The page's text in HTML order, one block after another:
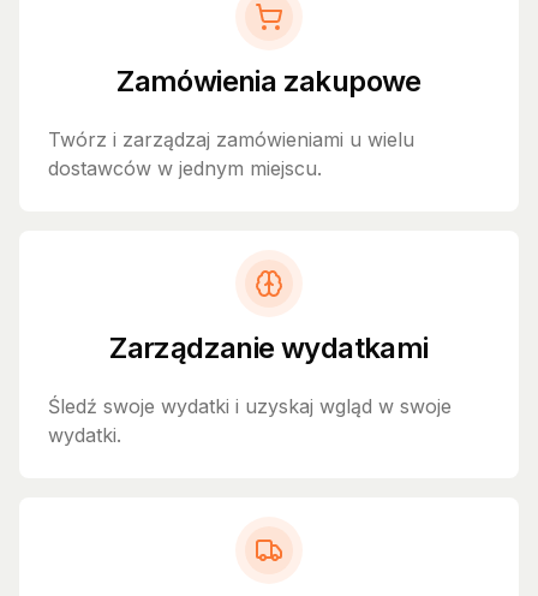
Zamówienia zakupowe
Twórz i zarządzaj zamówieniami u wielu
dostawców w jednym miejscu.
Zarządzanie wydatkami
Śledź swoje wydatki i uzyskaj wgląd w swoje
wydatki.